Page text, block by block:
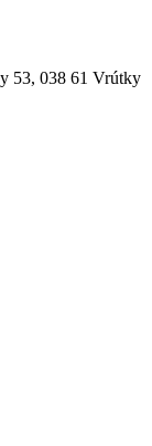
53, 038 61 Vrútky